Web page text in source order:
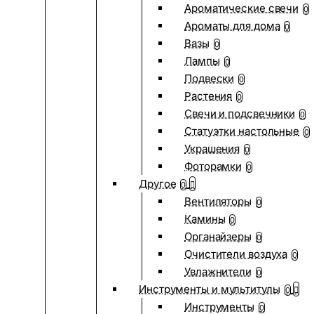
Ароматические свечи 0
Ароматы для дома 0
Вазы 0
Лампы 0
Подвески 0
Растения 0
Свечи и подсвечники 0
Статуэтки настольные 0
Украшения 0
Фоторамки 0
Другое 0
Вентиляторы 0
Камины 0
Органайзеры 0
Очистители воздуха 0
Увлажнители 0
Инструменты и мультитулы 0
Инструменты 0